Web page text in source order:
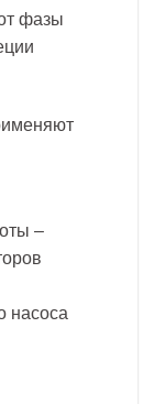
фазы
–
насоса